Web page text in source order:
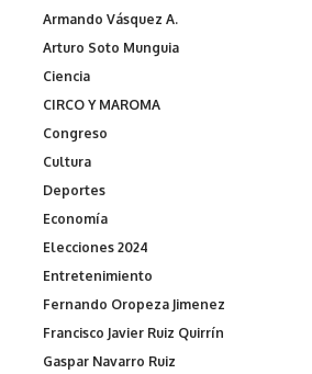
Armando Vásquez A.
Arturo Soto Munguia
Ciencia
CIRCO Y MAROMA
Congreso
Cultura
Deportes
Economía
Elecciones 2024
Entretenimiento
Fernando Oropeza Jimenez
Francisco Javier Ruiz Quirrín
Gaspar Navarro Ruiz